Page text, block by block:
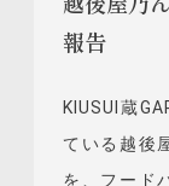
報告
KIUSUI蔵
ている越後
を、フード